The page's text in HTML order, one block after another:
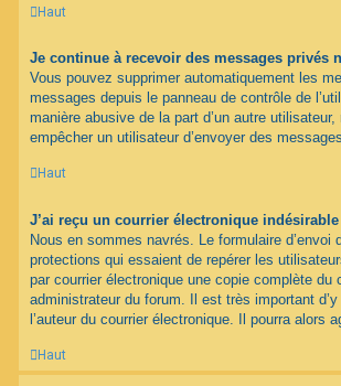
Haut
Je continue à recevoir des messages privés
Vous pouvez supprimer automatiquement les
messages depuis le panneau de contrôle de
manière abusive de la part d’un autre
empêcher un utilisateur d’envoyer des
Haut
J’ai reçu un courrier électronique
Nous en sommes navrés. Le formulaire
protections qui essaient de repérer les
par courrier électronique une copie complète
administrateur du forum. Il est très important
l’auteur du courrier électronique. Il pourra alors
Haut